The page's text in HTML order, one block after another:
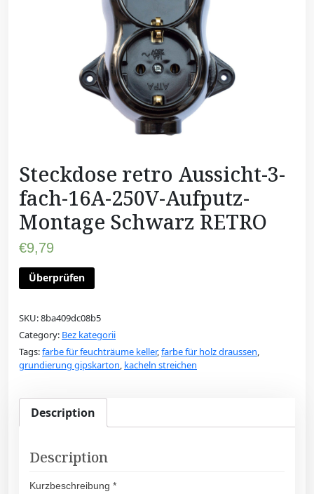
Steckdose retro Aussicht-3-
fach-16A-250V-Aufputz-
Montage Schwarz RETRO
€9,79
Überprüfen
SKU:8ba409dc08b5
Category: Bez kategorii
Tags:farbe für feuchträume keller,farbe für holz draussen,
grundierung gipskarton, kacheln streichen
Description
Description
Kurzbeschreibung *